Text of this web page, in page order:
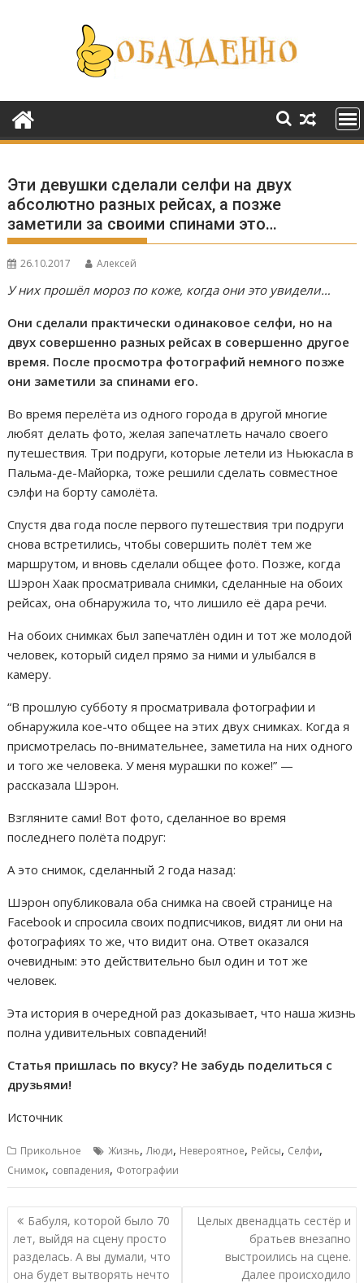
содержимому
Эти девушки сделали селфи на двух
абсолютно разных рейсах, а позже
заметили за своими спинами это…
26.10.2017 Алексей
У них прошёл мороз по коже, когда они это увидели…
Они сделали практически одинаковое селфи, но на
двух совершенно разных рейсах в совершенно другое
время. После просмотра фотографий немного позже
они заметили за спинами его.
Во время перелёта из одного города в другой многие
любят делать фото, желая запечатлеть начало своего
путешествия. Три подруги, которые летели из Ньюкасла в
Пальма-де-Майорка, тоже решили сделать совместное
сэлфи на борту самолёта.
Спустя два года после первого путешествия три подруги
снова встретились, чтобы совершить полёт тем же
маршрутом, и вновь сделали общее фото. Позже, когда
Шэрон Хаак просматривала снимки, сделанные на обоих
рейсах, она обнаружила то, что лишило её дара речи.
На обоих снимках был запечатлён один и тот же молодой
человек, который сидел прямо за ними и улыбался в
камеру.
“В прошлую субботу я просматривала фотографии и
обнаружила кое-что общее на этих двух снимках. Когда я
присмотрелась по-внимательнее, заметила на них одного
и того же человека. У меня мурашки по коже!” —
рассказала Шэрон.
Взгляните сами! Вот фото, сделанное во время
последнего полёта подруг:
А это снимок, сделанный 2 года назад:
Шэрон опубликовала оба снимка на своей странице на
Facebook и спросила своих подписчиков, видят ли они на
фотографиях то же, что видит она. Ответ оказался
очевидным: это действительно был один и тот же
человек.
Эта история в очередной раз доказывает, что наша жизнь
полна удивительных совпадений!
Статья пришлась по вкусу? Не забудь поделиться с
друзьями!
Источник
Прикольное Жизнь,Люди, Невероятное, Рейсы, Селфи,
Снимок, совпадения, Фотографии
Навигация
по
записям
Бабуля, которой было 70
лет, выйдя на сцену просто
разделась. А вы думали, что
она будет вытворять нечто
Целых двенадцать сестёр и
братьев внезапно
выстроились на сцене.
Далее происходило